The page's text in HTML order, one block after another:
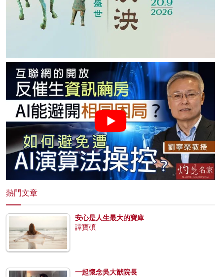
熱門文章
安心是人生最大的寶庫
譚寶碩
一起懷念吳大猷院長